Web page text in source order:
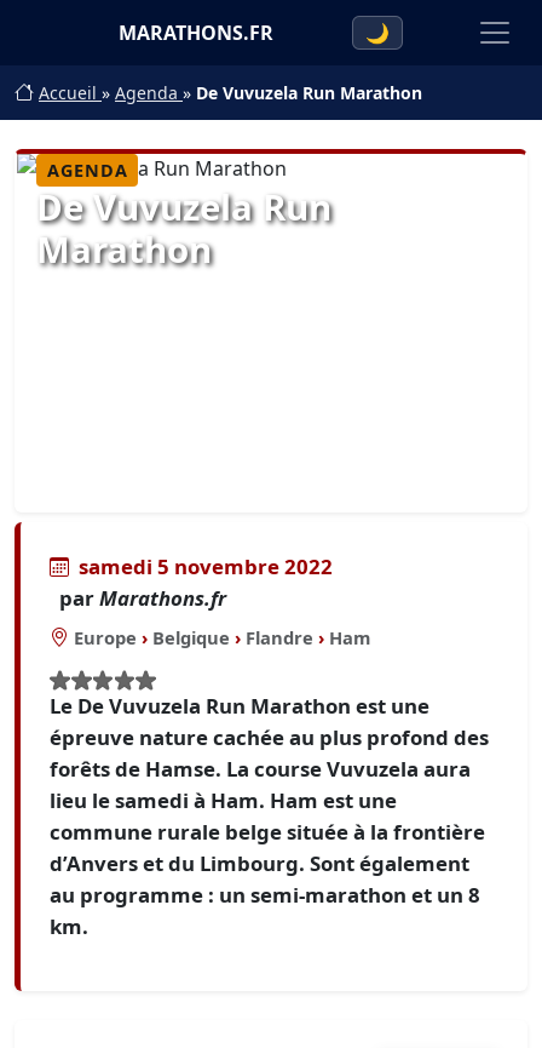
MARATHONS.FR 🌙
Accueil » Agenda » De Vuvuzela Run Marathon
AGENDA
De Vuvuzela Run
Marathon
samedi 5 novembre 2022
parMarathons.fr
Europe › Belgique › Flandre › Ham
Le De Vuvuzela Run Marathon est une
épreuve nature cachée au plus profond des
forêts de Hamse. La course Vuvuzela aura
lieu le samedi à Ham. Ham est une
commune rurale belge située à la frontière
d’Anvers et du Limbourg. Sont également
au programme : un semi-marathon et un 8
km.